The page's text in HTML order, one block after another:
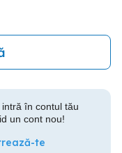
în contul tău
un cont nou!
te